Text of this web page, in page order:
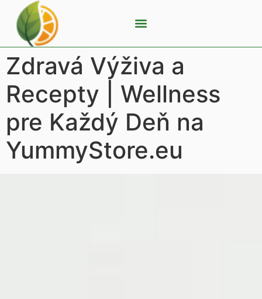
Zdravá Výživa a
Recepty | Wellness
pre Každý Deň na
YummyStore.eu